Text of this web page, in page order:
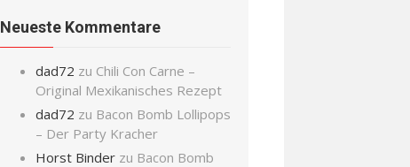
Neueste Kommentare
dad72 zu Chili Con Carne –
Original Mexikanisches Rezept
dad72 zu Bacon Bomb Lollipops
– Der Party Kracher
Horst Binder zu Bacon Bomb